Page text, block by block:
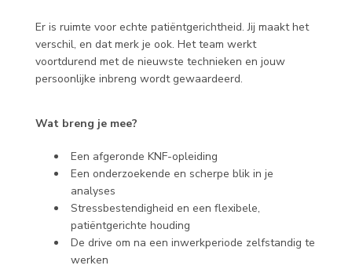
Er is ruimte voor echte patiëntgerichtheid. Jij maakt het
verschil, en dat merk je ook. Het team werkt
voortdurend met de nieuwste technieken en jouw
persoonlijke inbreng wordt gewaardeerd.
Wat breng je mee?
Een afgeronde KNF-opleiding
Een onderzoekende en scherpe blik in je
analyses
Stressbestendigheid en een flexibele,
patiëntgerichte houding
De drive om na een inwerkperiode zelfstandig te
werken